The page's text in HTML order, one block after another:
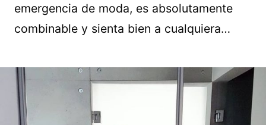
emergencia de moda, es absolutamente
combinable y sienta bien a cualquiera…